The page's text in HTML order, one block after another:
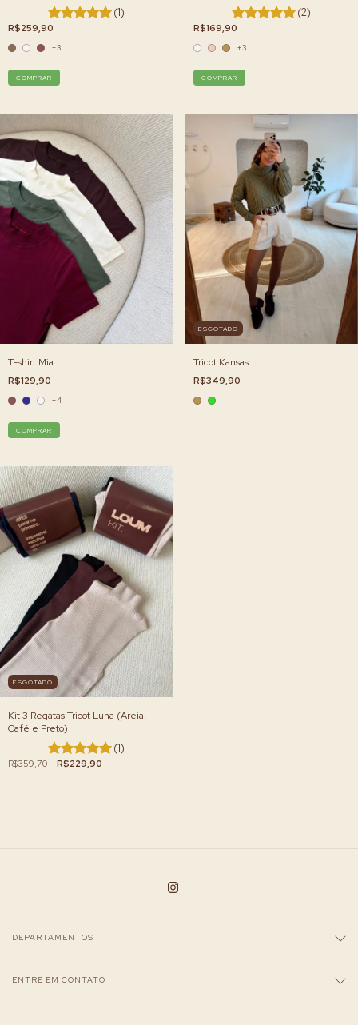
(1)
R$259,90
+3
COMPRAR
(2)
R$169,90
+3
COMPRAR
T-shirt Mia
R$129,90
+4
COMPRAR
ESGOTADO
Tricot Kansas
R$349,90
ESGOTADO
Kit 3 Regatas Tricot Luna (Areia,
Café e Preto)
(1)
R$359,70 R$229,90
DEPARTAMENTOS
ENTRE EM CONTATO